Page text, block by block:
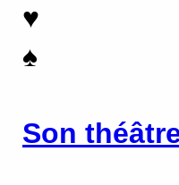
♥
♠
Son